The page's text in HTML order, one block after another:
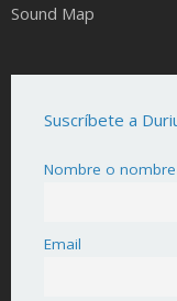
Sound Map
Suscríbete a
Nombre o
Email